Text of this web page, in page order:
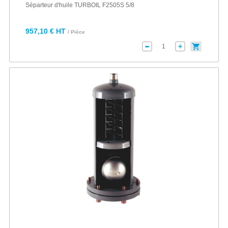
Séparteur d'huile TURBOIL F2505S 5/8
957,10 € HT / Pièce